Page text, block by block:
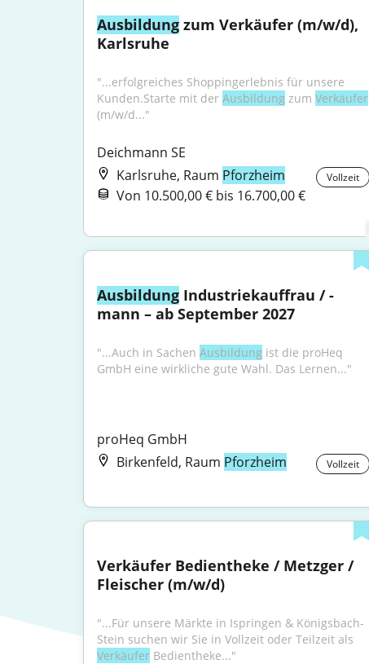
Ausbildung zum Verkäufer (m/w/d),
Karlsruhe
"...erfolgreiches Shoppingerlebnis für unsere
Kunden.Starte mit der Ausbildung zum Verkäufer
(m/w/d..."
Deichmann SE
Karlsruhe, Raum Pforzheim Vollzeit
Von 10.500,00 € bis 16.700,00 €
Ausbildung Industriekauffrau / -
mann – ab September 2027
"...Auch in Sachen Ausbildung ist die proHeq
GmbH eine wirkliche gute Wahl. Das Lernen..."
proHeq GmbH
Birkenfeld, Raum Pforzheim Vollzeit
Verkäufer Bedientheke / Metzger /
Fleischer (m/w/d)
"...Für unsere Märkte in Ispringen & Königsbach-
Verkäufer Bedientheke..."